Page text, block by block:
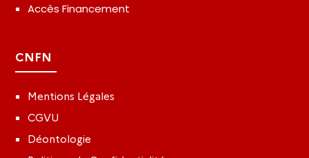
Accès Financement
CNFN
Mentions Légales
CGVU
Déontologie